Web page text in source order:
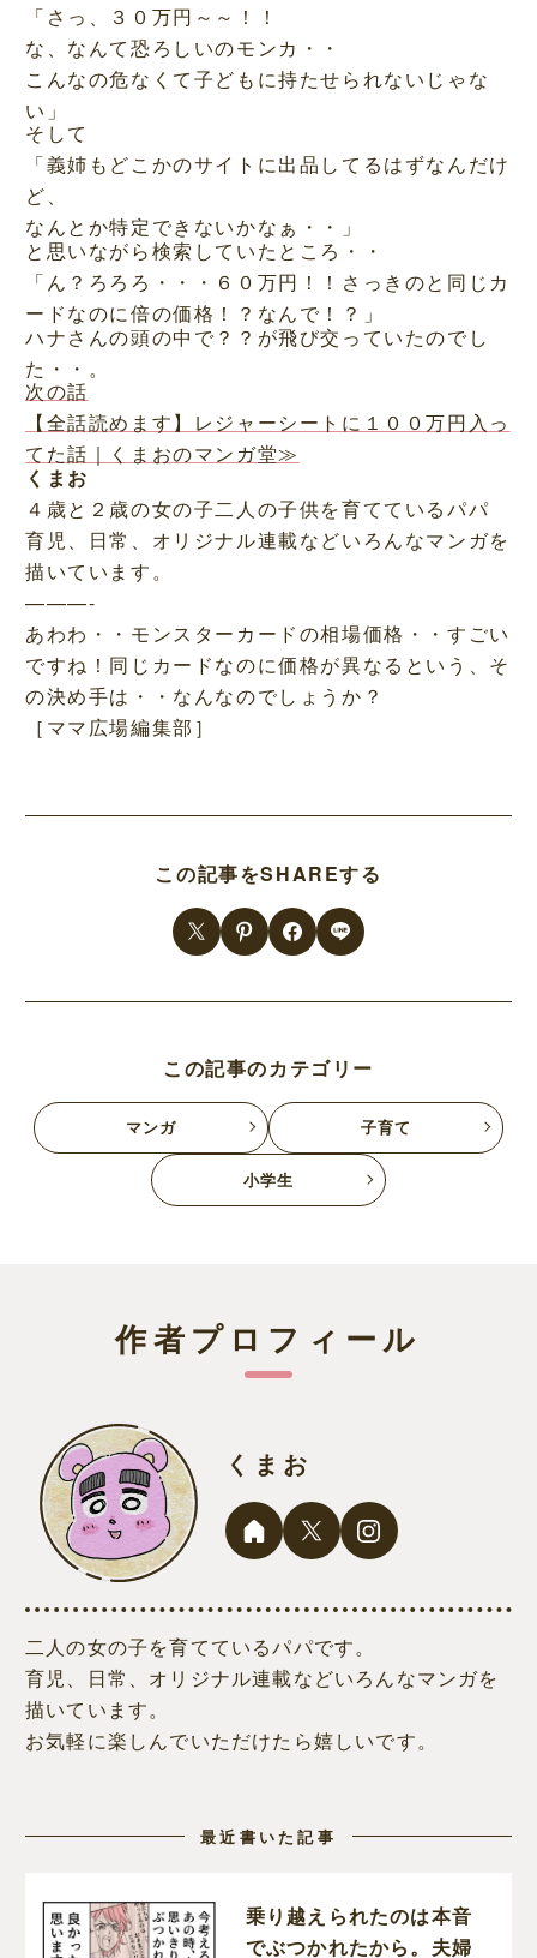
「さっ、３０万円～～！！
な、なんて恐ろしいのモンカ・・
こんなの危なくて子どもに持たせられないじゃな
い」
そして
「義姉もどこかのサイトに出品してるはずなんだけ
ど、
なんとか特定できないかなぁ・・」
と思いながら検索していたところ・・
「ん？ろろろ・・・６０万円！！さっきのと同じカ
ードなのに倍の価格！？なんで！？」
ハナさんの頭の中で？？が飛び交っていたのでし
た・・。
次の話
【全話読めます】レジャーシートに１００万円入っ
てた話｜くまおのマンガ堂≫
くまお
４歳と２歳の女の子二人の子供を育てているパパ
育児、日常、オリジナル連載などいろんなマンガを
描いています。
———-
あわわ・・モンスターカードの相場価格・・すごい
ですね！同じカードなのに価格が異なるという、そ
の決め手は・・なんなのでしょうか？
［ママ広場編集部］
この記事をSHAREする
この記事のカテゴリー
マンガ 子育て
小学生
作者プロフィール
くまお
二人の女の子を育てているパパです。
育児、日常、オリジナル連載などいろんなマンガを
描いています。
お気軽に楽しんでいただけたら嬉しいです。
最近書いた記事
乗り越えられたのは本音
でぶつかれたから。夫婦